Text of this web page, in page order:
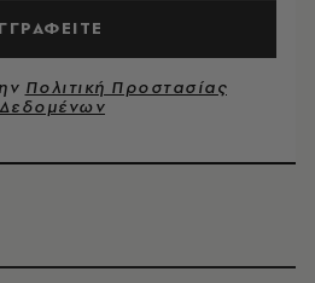
Πολιτική Προστασίας